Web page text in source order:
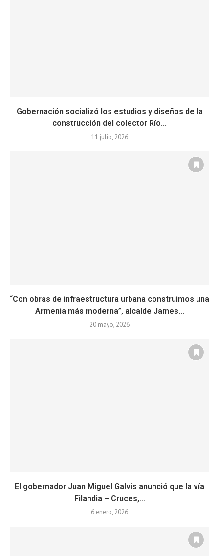
Gobernación socializó los estudios y diseños de la
construcción del colector Río...
11 julio, 2026
“Con obras de infraestructura urbana construimos una
Armenia más moderna”, alcalde James...
20 mayo, 2026
El gobernador Juan Miguel Galvis anunció que la vía
Filandia – Cruces,...
6 enero, 2026